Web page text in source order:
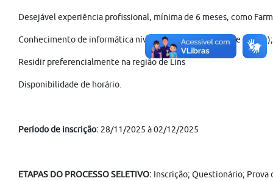
Desejável experiência profissional, mínima de 6 meses, como
Conhecimento de informática nível intermediário (pacote Office);
Residir preferencialmente na região de Lins
Disponibilidade de horário.
Período de inscrição: 28/11/2025 à 02/12/2025
ETAPAS DO PROCESSO SELETIVO: Inscrição; Questionário; Prova